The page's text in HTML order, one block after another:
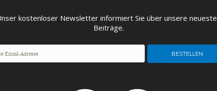
kostenloser Newsletter informiert Sie über unsere
Beiträge.